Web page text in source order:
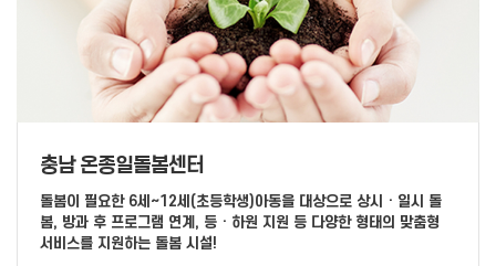
충남 온종일돌봄센터
돌봄이 필요한 6세~12세(초등학생)아동을 대상으로 상시 · 일시 돌
봄, 방과 후 프로그램 연계, 등 · 하원 지원 등 다양한 형태의 맞춤형
서비스를 지원하는 돌봄 시설!